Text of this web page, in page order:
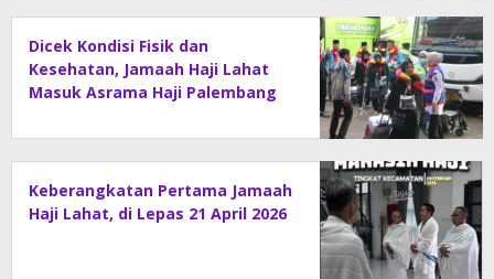
Dicek Kondisi Fisik dan
Kesehatan, Jamaah Haji Lahat
Masuk Asrama Haji Palembang
Keberangkatan Pertama Jamaah
Haji Lahat, di Lepas 21 April 2026